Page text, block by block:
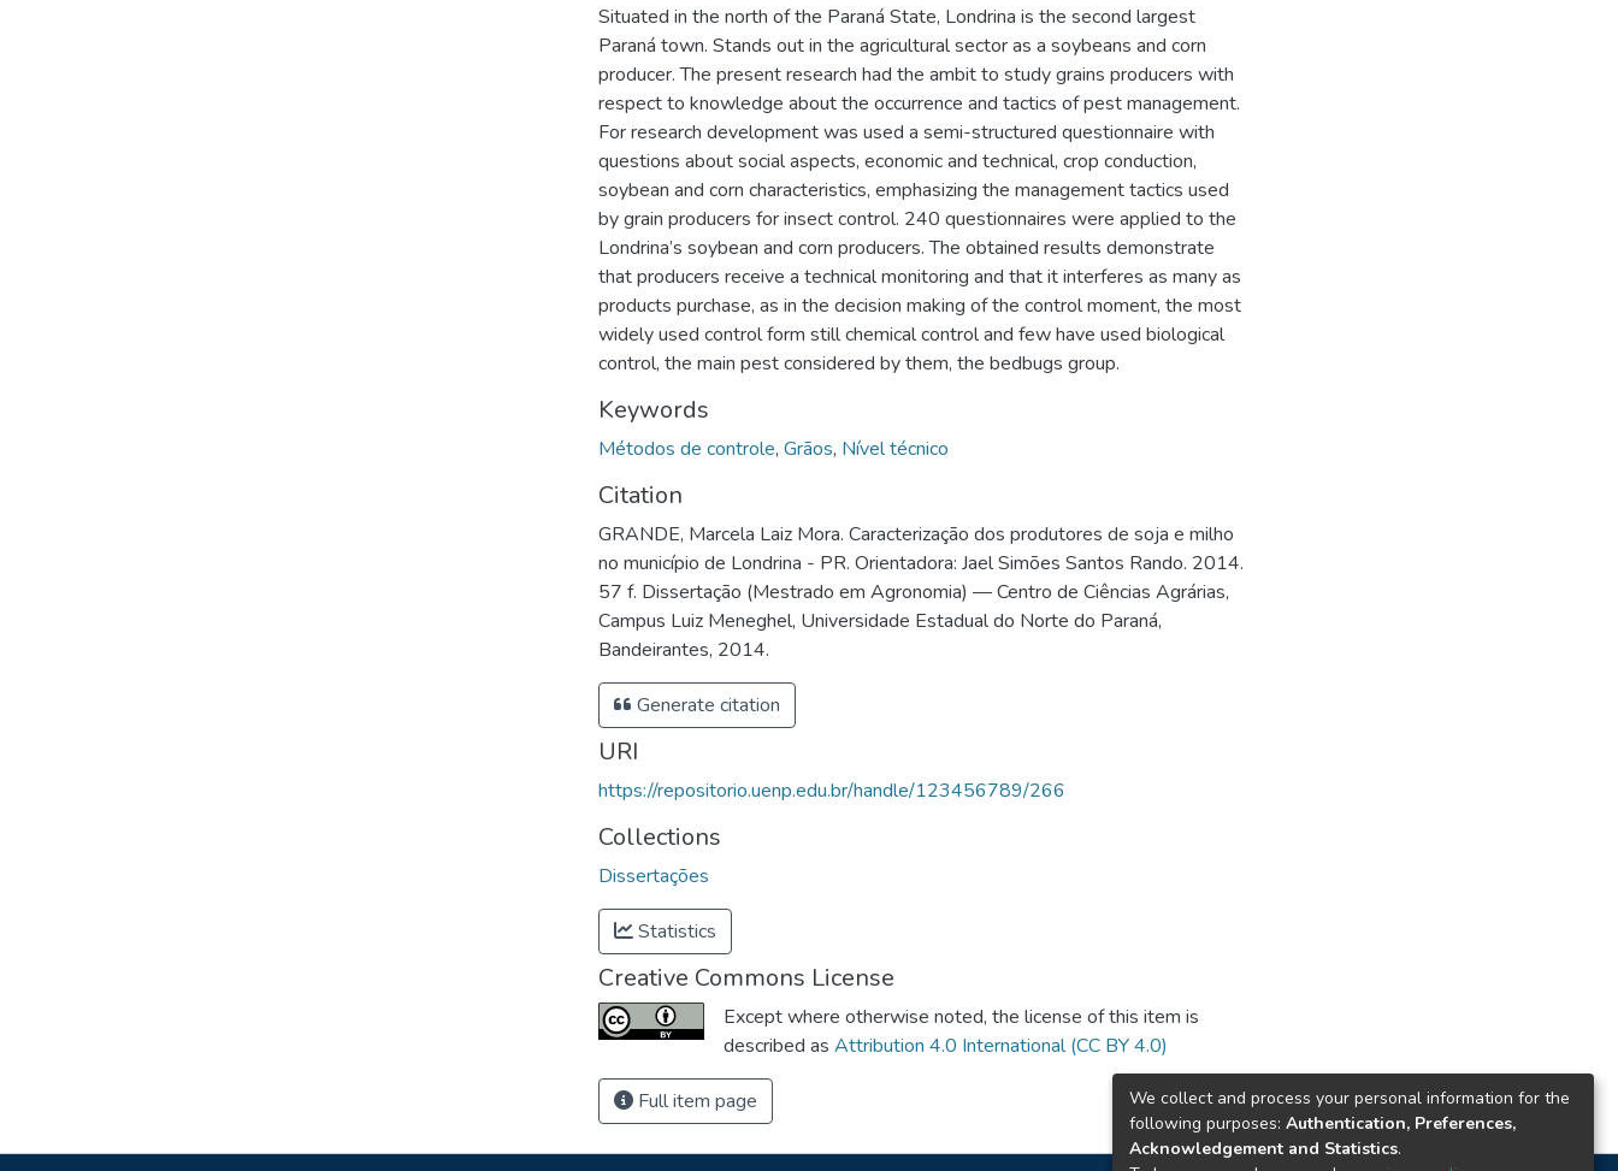
Situated in the north of the Paraná State, Londrina is the second largest
Paraná town. Stands out in the agricultural sector as a soybeans and corn
producer. The present research had the ambit to study grains producers with
respect to knowledge about the occurrence and tactics of pest management.
For research development was used a semi-structured questionnaire with
questions about social aspects, economic and technical, crop conduction,
soybean and corn characteristics, emphasizing the management tactics used
by grain producers for insect control. 240 questionnaires were applied to the
Londrina’s soybean and corn producers. The obtained results demonstrate
that producers receive a technical monitoring and that it interferes as many as
products purchase, as in the decision making of the control moment, the most
widely used control form still chemical control and few have used biological
control, the main pest considered by them, the bedbugs group.
Keywords
Métodos de controle, Grãos, Nível técnico
Citation
GRANDE, Marcela Laiz Mora. Caracterização dos produtores de soja e milho
no município de Londrina - PR. Orientadora: Jael Simões Santos Rando. 2014.
57 f. Dissertação (Mestrado em Agronomia) — Centro de Ciências Agrárias,
Campus Luiz Meneghel, Universidade Estadual do Norte do Paraná,
Bandeirantes, 2014.
Generate citation
URI
https://repositorio.uenp.edu.br/handle/123456789/266
Collections
Dissertações
Statistics
Creative Commons License
Except where otherwise noted, the license of this item is
described as Attribution 4.0 International (CC BY 4.0)
Full item page
We collect and process your personal information for the
following purposes: Authentication, Preferences,
Acknowledgement and Statistics.